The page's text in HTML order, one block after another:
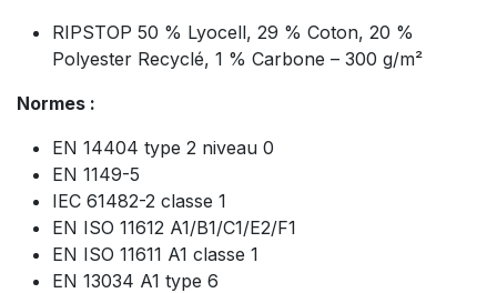
RIPSTOP 50 % Lyocell, 29 % Coton, 20 %
Polyester Recyclé, 1 % Carbone – 300 g/m²
Normes :
EN 14404 type 2 niveau 0
EN 1149-5
IEC 61482-2 classe 1
EN ISO 11612 A1/B1/C1/E2/F1
EN ISO 11611 A1 classe 1
EN 13034 A1 type 6